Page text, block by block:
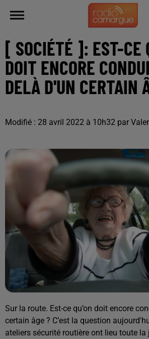
[ SOCIÉTÉ ]: EST-CE
DOIT ENCORE
DELÀ D'UN CERTAIN
Modifié : 28 avril 2022 à 10h32 par
Sur la route. Est-ce qu’on doit encore
certain âge ? C’est la question
ateliers sécurité routière ont lieu toute la